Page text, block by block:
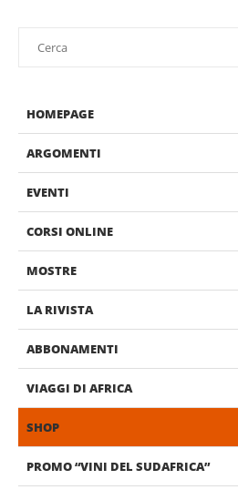
HOMEPAGE
ARGOMENTI
EVENTI
CORSI ONLINE
MOSTRE
LA RIVISTA
ABBONAMENTI
VIAGGI DI AFRICA
SHOP
PROMO “VINI DEL SUDAFRICA”